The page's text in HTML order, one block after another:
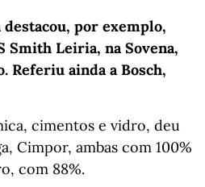
por exemplo,
Smith Leiria, na Sovena,
Referiu ainda a Bosch,
cimentos e vidro, deu
Cimpor, ambas com 100%
com 88%.